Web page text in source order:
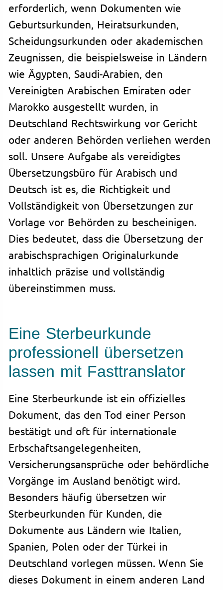
erforderlich, wenn Dokumenten wie
Geburtsurkunden, Heiratsurkunden,
Scheidungsurkunden oder akademischen
Zeugnissen, die beispielsweise in Ländern
wie Ägypten, Saudi-Arabien, den
Vereinigten Arabischen Emiraten oder
Marokko ausgestellt wurden, in
Deutschland Rechtswirkung vor Gericht
oder anderen Behörden verliehen werden
soll. Unsere Aufgabe als vereidigtes
Übersetzungsbüro für Arabisch und
Deutsch ist es, die Richtigkeit und
Vollständigkeit von Übersetzungen zur
Vorlage vor Behörden zu bescheinigen.
Dies bedeutet, dass die Übersetzung der
arabischsprachigen Originalurkunde
inhaltlich präzise und vollständig
übereinstimmen muss.
Eine Sterbeurkunde
professionell übersetzen
lassen mit Fasttranslator
Eine Sterbeurkunde ist ein offizielles
Dokument, das den Tod einer Person
bestätigt und oft für internationale
Erbschaftsangelegenheiten,
Versicherungsansprüche oder behördliche
Vorgänge im Ausland benötigt wird.
Besonders häufig übersetzen wir
Sterbeurkunden für Kunden, die
Dokumente aus Ländern wie Italien,
Spanien, Polen oder der Türkei in
Deutschland vorlegen müssen. Wenn Sie
dieses Dokument in einem anderen Land